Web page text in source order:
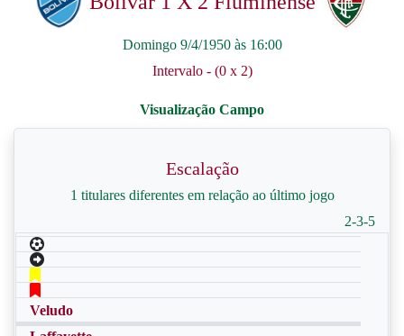
Domingo 9/4/1950 às 16:00
Intervalo - (0 x 2)
Escalação
1 titulares diferentes em relação ao último jogo
2-3-5
Veludo